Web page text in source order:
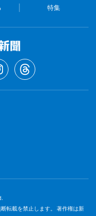
特集
転載を禁止します。 著作権は新